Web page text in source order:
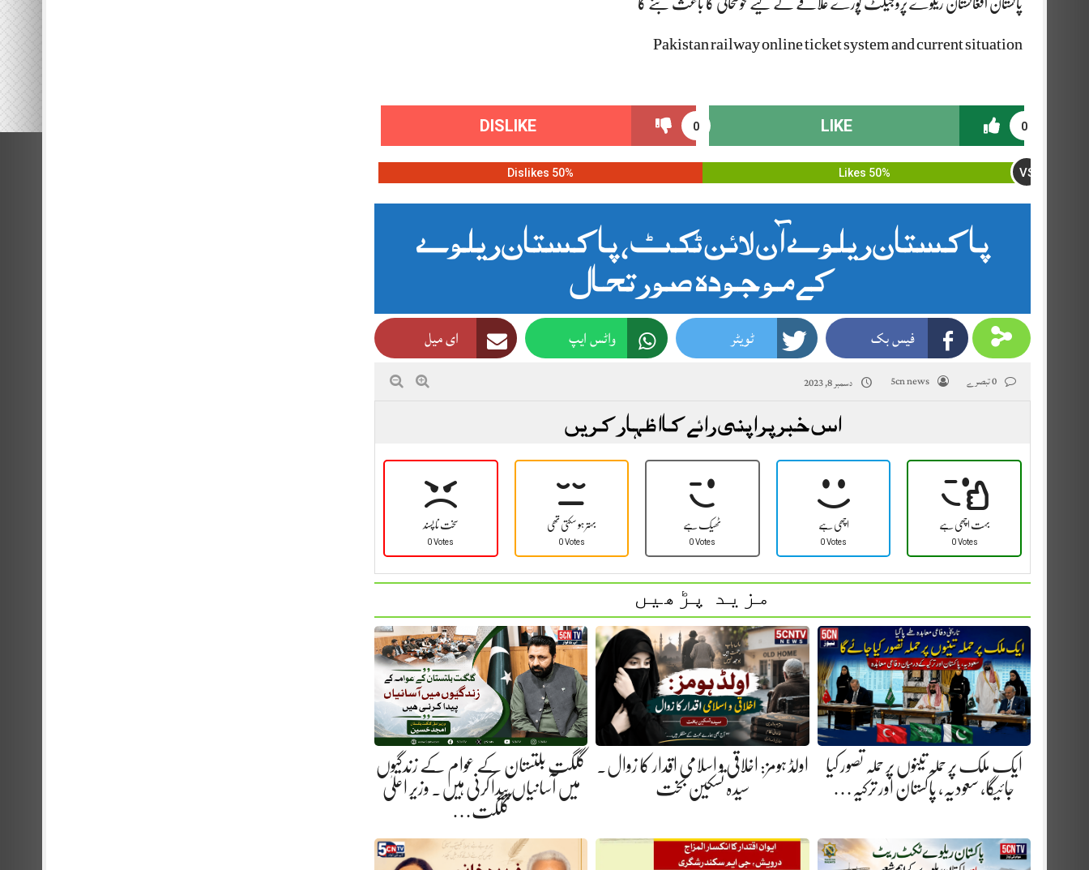
پاکستان افغانستان ریلوے پروجیکٹ پورے علاقے کے لیے خوشحالی کا باعث بنے گا
Pakistan railway online ticket system and current situation
0
LIKE
0
DISLIKE
50% Likes VS
50% Dislikes
پاکستان ریلوے آن لائن ٹکٹ ، پاکستان ریلوے
کےموجودہ صورتحال
فیس بک ٹویٹر واٹس ایپ ای میل
5cn news دسمبر 8, 2023
اس خبر پر اپنی رائے کا اظہار کریں
سخت نا پسند
0 Votes
بہتر ہو سکتی تھی
0 Votes
ٹھیک ہے
0 Votes
اچھی ہے
0 Votes
بہت اچھی ہے
0 Votes
مزید پڑھیں
ایک ملک پر حملہ تینوں پر حملہ تصور کیا
جائیگا، سعودیہ، پاکستان اور ترکیہ…
اولڈ ہومز: اخلاقی و اسلامی اقدار کا زوال.
سیدہ تسکین بخت
گلگت بلتستان کے عوام کے زندگیوں
میں آسانیاں پیدا کرنی ہیں. وزیر اعلیٰ
گلگت…